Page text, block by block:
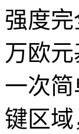
强度
万欧
一次
键区